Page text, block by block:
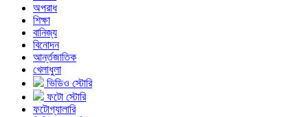
অপরাধ
শিক্ষা
বানিজ্য
বিনোদন
আর্ন্তজাতিক
খেলাধুলা
ভিডিও স্টোরি
ফটো স্টোরি
ফটোগ্যালারি